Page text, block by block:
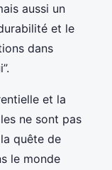
aussi un
et le
dans
et la
ne sont pas
quête de
le monde